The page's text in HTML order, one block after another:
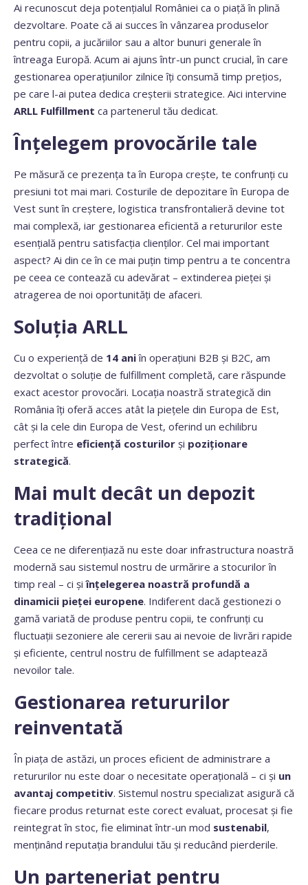
Ai recunoscut deja potențialul României ca o piață în plină
dezvoltare. Poate că ai succes în vânzarea produselor
pentru copii, a jucăriilor sau a altor bunuri generale în
întreaga Europă. Acum ai ajuns într-un punct crucial, în care
gestionarea operațiunilor zilnice îți consumă timp prețios,
pe care l-ai putea dedica creșterii strategice. Aici intervine
ARLL Fulfillment ca partenerul tău dedicat.
Înțelegem provocările tale
Pe măsură ce prezența ta în Europa crește, te confrunți cu
presiuni tot mai mari. Costurile de depozitare în Europa de
Vest sunt în creștere, logistica transfrontalieră devine tot
mai complexă, iar gestionarea eficientă a retururilor este
esențială pentru satisfacția clienților. Cel mai important
aspect? Ai din ce în ce mai puțin timp pentru a te concentra
pe ceea ce contează cu adevărat – extinderea pieței și
atragerea de noi oportunități de afaceri.
Soluția ARLL
Cu o experiență de 14 aniîn operațiuni B2B și B2C, am
dezvoltat o soluție de fulfillment completă, care răspunde
exact acestor provocări. Locația noastră strategică din
România îți oferă acces atât la piețele din Europa de Est,
cât și la cele din Europa de Vest, oferind un echilibru
perfect între eficiență costurilor și poziționare
strategică.
Mai mult decât un depozit
tradițional
Ceea ce ne diferențiază nu este doar infrastructura noastră
modernă sau sistemul nostru de urmărire a stocurilor în
timp real – ci șiînțelegerea noastră profundă a
dinamicii pieței europene. Indiferent dacă gestionezi o
gamă variată de produse pentru copii, te confrunți cu
fluctuații sezoniere ale cererii sau ai nevoie de livrări rapide
și eficiente, centrul nostru de fulfillment se adaptează
nevoilor tale.
Gestionarea retururilor
reinventată
În piața de astăzi, un proces eficient de administrare a
retururilor nu este doar o necesitate operațională – ci și un
avantaj competitiv. Sistemul nostru specializat asigură că
fiecare produs returnat este corect evaluat, procesat și fie
reintegrat în stoc, fie eliminat într-un mod sustenabil,
menținând reputația brandului tău și reducând pierderile.
Un parteneriat pentru